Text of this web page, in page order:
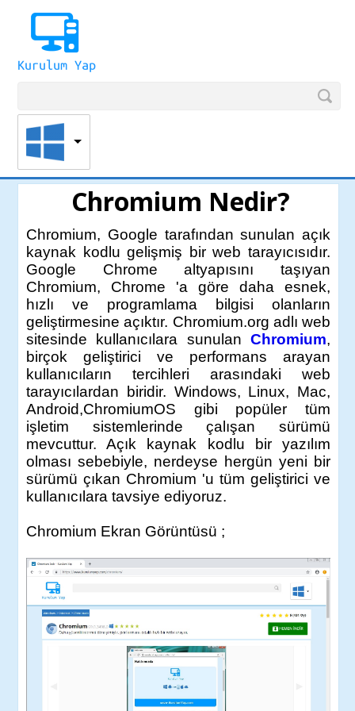
Chromium Nedir?
Chromium, Google tarafından sunulan açık
kaynak kodlu gelişmiş bir web tarayıcısıdır.
Google Chrome altyapısını taşıyan
Chromium, Chrome 'a göre daha esnek,
hızlı ve programlama bilgisi olanların
geliştirmesine açıktır. Chromium.org adlı web
sitesinde kullanıcılara sunulan Chromium,
birçok geliştirici ve performans arayan
kullanıcıların tercihleri arasındaki web
tarayıcılardan biridir. Windows, Linux, Mac,
Android,ChromiumOS gibi popüler tüm
işletim sistemlerinde çalışan sürümü
mevcuttur. Açık kaynak kodlu bir yazılım
olması sebebiyle, nerdeyse hergün yeni bir
sürümü çıkan Chromium 'u tüm geliştirici ve
kullanıcılara tavsiye ediyoruz.
Chromium Ekran Görüntüsü ;